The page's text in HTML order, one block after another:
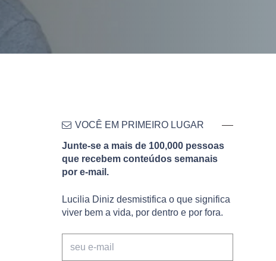
VOCÊ EM PRIMEIRO LUGAR
Junte-se a mais de 100,000 pessoas
que recebem conteúdos semanais
por e-mail.
Lucilia Diniz desmistifica o que significa
viver bem a vida, por dentro e por fora.